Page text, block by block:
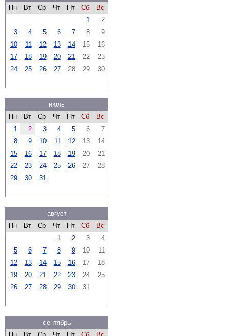
Пн
Вт Ср Чт Пт Сб
Вс
1
2
3
4 5 6 7 8
9
10
11 12 13 14 15
16
17
18 19 20 21 22
23
24
25 26 27 28 29 30
июль
Пн
Вт Ср Чт Пт Сб
Вс
1
2 3 4 5 6
7
8
9 10 11 12 13
14
15
16 17 18 19 20
21
22
23 24 25 26 27
28
29
30 31
август
Пн
Вт Ср Чт Пт Сб
Вс
1
2 3
4
5
6 7 8 9 10
11
12
13 14 15 16 17
18
19
20 21 22 23 24
25
26
27 28 29 30 31
сентябрь